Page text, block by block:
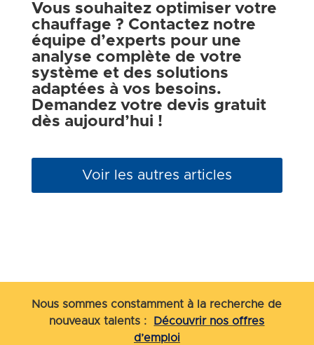
Vous souhaitez optimiser votre
chauffage ? Contactez notre
équipe d’experts pour une
analyse complète de votre
système et des solutions
adaptées à vos besoins.
Demandez votre devis gratuit
dès aujourd’hui !
Voir les autres articles
Nous sommes constamment à la recherche de
nouveaux talents :
Découvrir nos offres
d’emploi